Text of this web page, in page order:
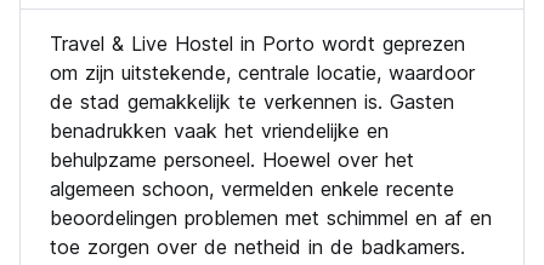
Travel & Live Hostel in Porto wordt geprezen
om zijn uitstekende, centrale locatie, waardoor
de stad gemakkelijk te verkennen is. Gasten
benadrukken vaak het vriendelijke en
behulpzame personeel. Hoewel over het
algemeen schoon, vermelden enkele recente
beoordelingen problemen met schimmel en af en
toe zorgen over de netheid in de badkamers.